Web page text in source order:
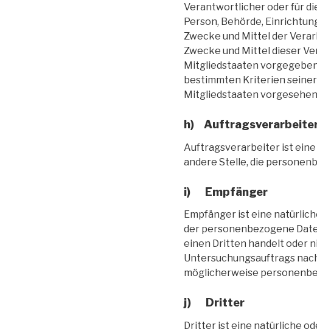
Verantwortlicher oder für
Person, Behörde,
Zwecke und Mittel der
Zwecke und Mittel dieser
Mitgliedstaaten
bestimmten Kriterien
Mitgliedstaaten
h)
Auftragsverarbeiter ist eine
andere Stelle, die
i) Empfänger
Empfänger ist eine
der personenbezogene
einen Dritten handelt oder
Untersuchungsauftrags
möglicherweise
j) Dritter
Dritter ist eine natürliche